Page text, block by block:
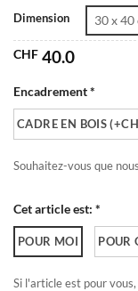
Dimension 30 x 40
CHF 40.0
Encadrement *
CADRE EN BOIS
Souhaitez-vous que nous
Cet article est: *
POUR MOI POUR
Si l'article est pour